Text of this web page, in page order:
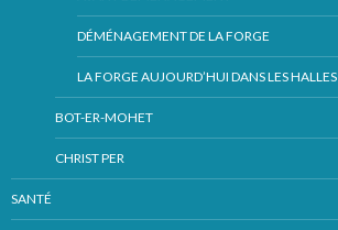
DÉMÉNAGEMENT DE LA FORGE
LA FORGE AUJOURD’HUI DANS LES HALLES
BOT-ER-MOHET
CHRIST PER
SANTÉ